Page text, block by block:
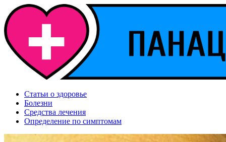
Статьи о здоровье
Болезни
Средства лечения
Определение по симптомам